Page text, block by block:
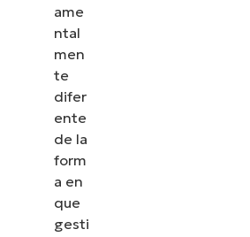
ame
ntal
men
te
difer
ente
de la
form
a en
que
gesti